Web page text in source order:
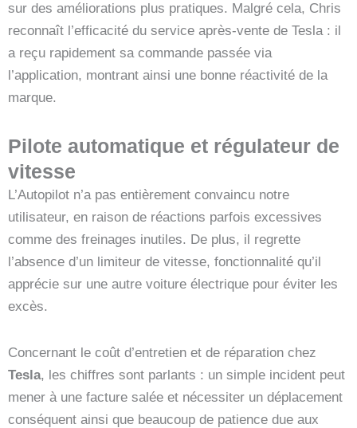
sur des améliorations plus pratiques. Malgré cela, Chris
reconnaît l’efficacité du service après-vente de Tesla : il
a reçu rapidement sa commande passée via
l’application, montrant ainsi une bonne réactivité de la
marque.
Pilote automatique et régulateur de
vitesse
L’Autopilot n’a pas entièrement convaincu notre
utilisateur, en raison de réactions parfois excessives
comme des freinages inutiles. De plus, il regrette
l’absence d’un limiteur de vitesse, fonctionnalité qu’il
apprécie sur une autre voiture électrique pour éviter les
excès.
Concernant le coût d’entretien et de réparation chez
Tesla, les chiffres sont parlants : un simple incident peut
mener à une facture salée et nécessiter un déplacement
conséquent ainsi que beaucoup de patience due aux